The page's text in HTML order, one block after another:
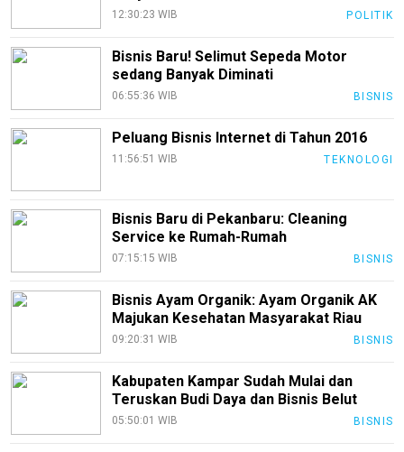
12:30:23 WIB POLITIK
Bisnis Baru! Selimut Sepeda Motor
sedang Banyak Diminati
06:55:36 WIB BISNIS
Peluang Bisnis Internet di Tahun 2016
11:56:51 WIB TEKNOLOGI
Bisnis Baru di Pekanbaru: Cleaning
Service ke Rumah-Rumah
07:15:15 WIB BISNIS
Bisnis Ayam Organik: Ayam Organik AK
Majukan Kesehatan Masyarakat Riau
09:20:31 WIB BISNIS
Kabupaten Kampar Sudah Mulai dan
Teruskan Budi Daya dan Bisnis Belut
05:50:01 WIB BISNIS
Etik
KEJ
Disclaimer
Kami
Pedoman
Redaksi